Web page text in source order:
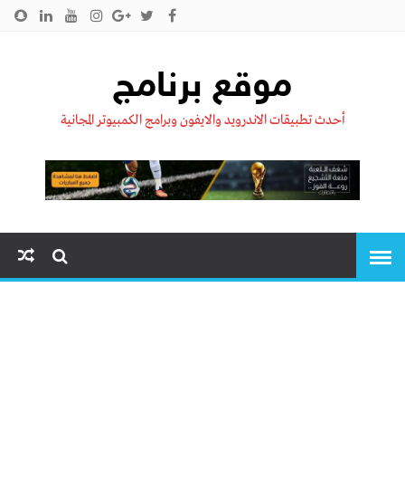
موقع برنامج
أحدث تطبيقات الاندرويد والايفون وبرامج الكمبيوتر المجانية